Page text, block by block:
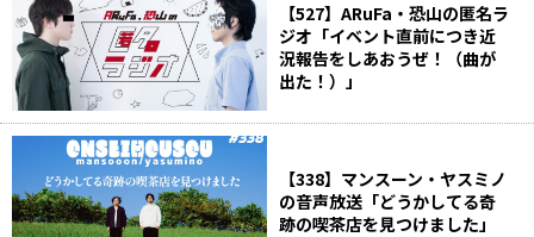
【527】ARuFa・恐山の匿名ラ
ジオ「イベント直前につき近
況報告をしあおうぜ！（曲が
出た！）」
【338】マンスーン・ヤスミノ
の音声放送「どうかしてる奇
跡の喫茶店を見つけました」